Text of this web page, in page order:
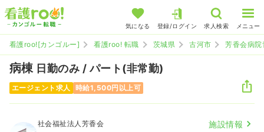
気になる 登録/ログイン 求人検索 メニュー
看護roo![カンゴルー] 看護roo! 転職 茨城県 古河市 芳香会病
病棟 日勤のみ / パート(非常勤)
エージェント求人 時給1,500円以上可
社会福祉法人芳香会 施設情報